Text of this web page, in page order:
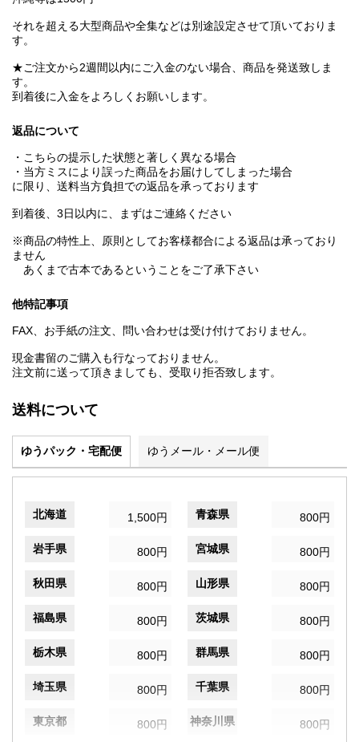
それを超える大型商品や全集などは別途設定させて頂いておりま
す。
★ご注文から2週間以内にご入金のない場合、商品を発送致しま
す。
到着後に入金をよろしくお願いします。
返品について
・こちらの提示した状態と著しく異なる場合
・当方ミスにより誤った商品をお届けしてしまった場合
に限り、送料当方負担での返品を承っております
到着後、3日以内に、まずはご連絡ください
※商品の特性上、原則としてお客様都合による返品は承っており
ません
あくまで古本であるということをご了承下さい
他特記事項
FAX、お手紙の注文、問い合わせは受け付けておりません。
現金書留のご購入も行なっておりません。
注文前に送って頂きましても、受取り拒否致します。
送料について
ゆうパック・宅配便 ゆうメール・メール便
北海道 1,500円 青森県 800円
岩手県 800円 宮城県 800円
秋田県 800円 山形県 800円
福島県 800円 茨城県 800円
栃木県 800円 群馬県 800円
埼玉県 800円 千葉県 800円
東京都 800円 神奈川県 800円